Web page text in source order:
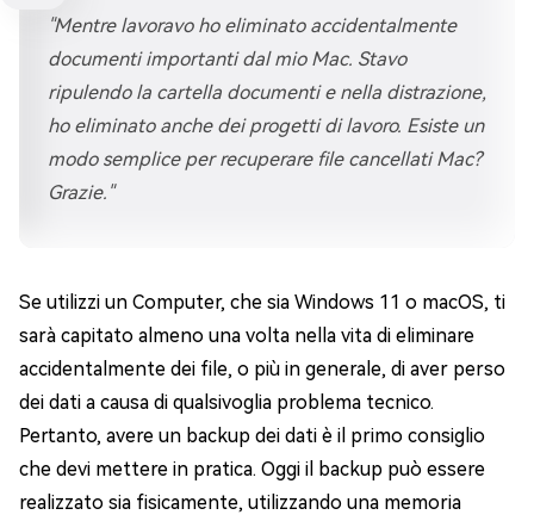
"Mentre lavoravo ho eliminato accidentalmente
documenti importanti dal mio Mac. Stavo
ripulendo la cartella documenti e nella distrazione,
ho eliminato anche dei progetti di lavoro. Esiste un
modo semplice per recuperare file cancellati Mac?
Grazie."
Se utilizzi un Computer, che sia Windows 11 o macOS, ti
sarà capitato almeno una volta nella vita di eliminare
accidentalmente dei file, o più in generale, di aver perso
dei dati a causa di qualsivoglia problema tecnico.
Pertanto, avere un backup dei dati è il primo consiglio
che devi mettere in pratica. Oggi il backup può essere
realizzato sia fisicamente, utilizzando una memoria